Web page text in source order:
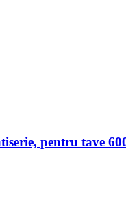
pentru tave